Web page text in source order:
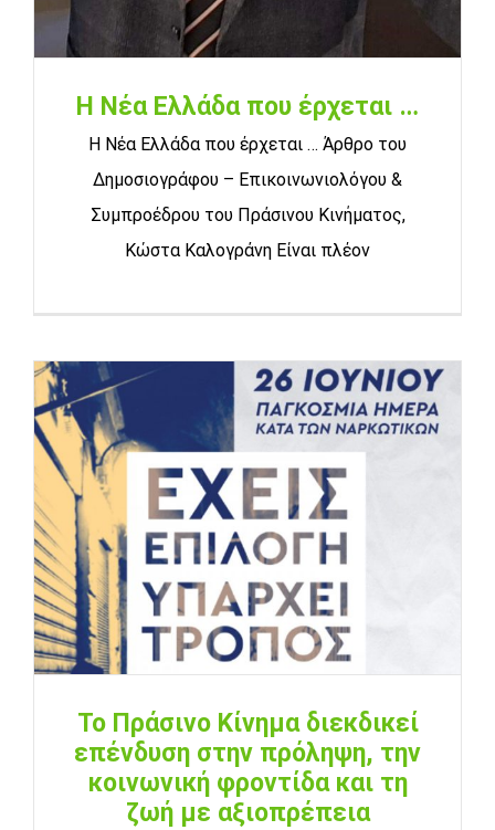
Η Νέα Ελλάδα που έρχεται …
Η Νέα Ελλάδα που έρχεται … Άρθρο του
Δημοσιογράφου – Επικοινωνιολόγου &
Συμπροέδρου του Πράσινου Κινήματος,
Κώστα Καλογράνη Είναι πλέον
Το Πράσινο Κίνημα διεκδικεί
επένδυση στην πρόληψη, την
κοινωνική φροντίδα και τη
ζωή με αξιοπρέπεια